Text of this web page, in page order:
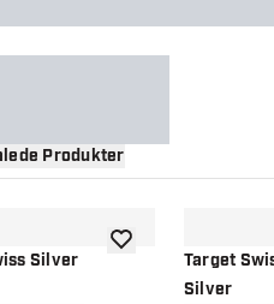
Produkter
Silver tilføje til ønskeliste
Target
Silver